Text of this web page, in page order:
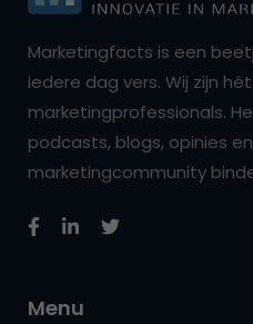
Marketingfacts is een
iedere dag vers. Wij zijn
marketingprofessionals.
podcasts, blogs, opinies
marketingcommunity
Menu